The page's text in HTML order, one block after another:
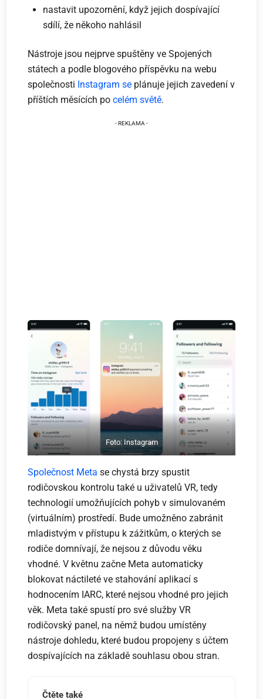
nastavit upozornění, když jejich dospívající
sdílí, že někoho nahlásil
Nástroje jsou nejprve spuštěny ve Spojených
státech a podle blogového příspěvku na webu
společnosti Instagram se plánuje jejich zavedení v
příštích měsících pocelém světě.
Foto: Instagram
Společnost Meta se chystá brzy spustit
rodičovskou kontrolu také u uživatelů VR, tedy
technologií umožňujících pohyb v simulovaném
(virtuálním) prostředí. Bude umožněno zabránit
mladistvým v přístupu k zážitkům, o kterých se
rodiče domnívají, že nejsou z důvodu věku
vhodné. V květnu začne Meta automaticky
blokovat náctileté ve stahování aplikací s
hodnocením IARC, které nejsou vhodné pro jejich
věk. Meta také spustí pro své služby VR
rodičovský panel, na němž budou umístěny
nástroje dohledu, které budou propojeny s účtem
dospívajících na základě souhlasu obou stran.
Čtěte také